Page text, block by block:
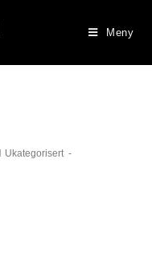
Meny
Ukategorisert